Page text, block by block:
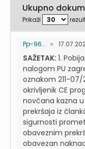
Ukupno
Prikaži
Pp-96...
SAŽETAK: 1.
nalogom PU
oznakom 211-
okrivljenik CE
novčana kazna
prekršaja iz
sigurnosti
obaveznim
obavezan